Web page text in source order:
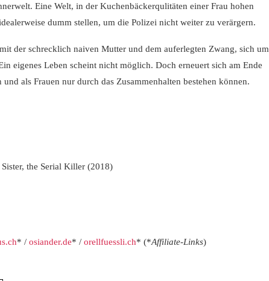
Eine Welt, in der Kuchenbäckerqulitäten einer Frau hohen
dumm stellen, um die Polizei nicht weiter zu verärgern.
der schrecklich naiven Mutter und dem auferlegten Zwang, sich um
eigenes Leben scheint nicht möglich. Doch erneuert sich am Ende
als Frauen nur durch das Zusammenhalten bestehen können.
the Serial Killer (2018)
* / osiander.de* / orellfuessli.ch* (*Affiliate-Links)